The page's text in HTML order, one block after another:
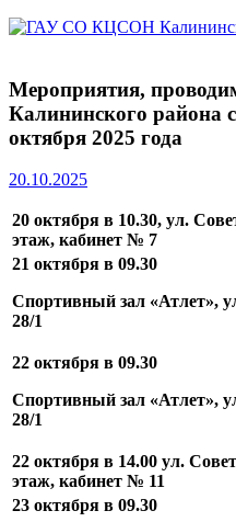
Мероприятия,
Калининского района
октября 2025 года
20.10.2025
20 октября в 10.30, ул.
этаж, кабинет № 7
21 октября в 09.30
Спортивный зал «Атлет»,
28/1
22 октября в 09.30
Спортивный зал «Атлет»,
28/1
22 октября в 14.00 ул.
этаж, кабинет № 11
23 октября в 09.30